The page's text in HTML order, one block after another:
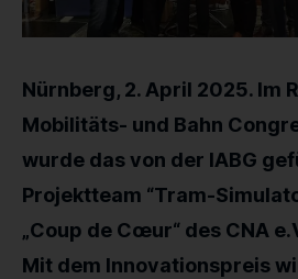
KONTAKT
DEEN
Nürnberg, 2. April 2025. Im
Mobilitäts- und Bahn
wurde das von der IABG
Projektteam “Tram-
„Coup de Cœur“ des CNA
Mit dem Innovationspreis